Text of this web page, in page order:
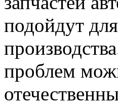
подойдут
проблем